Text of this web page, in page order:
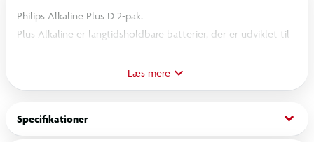
Philips Alkaline Plus D 2-pak.
Plus Alkaline er langtidsholdbare batterier, der er udviklet til
bruger i hverdagen – fjernbetjeninger, radioer, lommelygter,
mus, tastaturer og meget mere. Plus Alkaline-batterier bevarer
Læs mere
Specifikationer keyboard_arrow_down